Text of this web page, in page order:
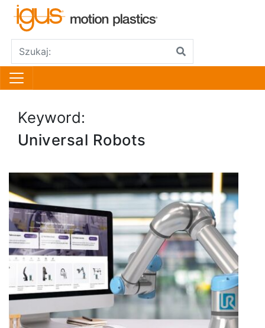
Keyword:
Universal Robots